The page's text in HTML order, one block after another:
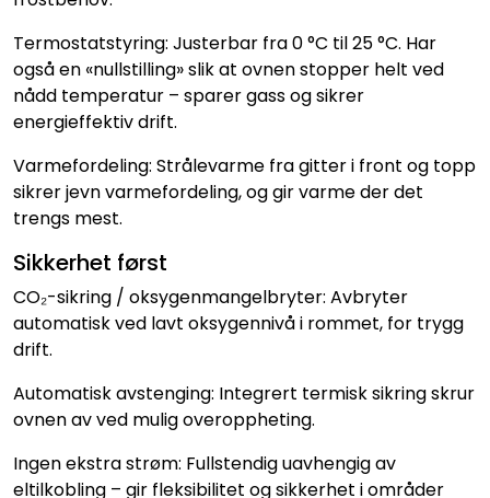
Termostatstyring: Justerbar fra 0 °C til 25 °C. Har
også en «nullstilling» slik at ovnen stopper helt ved
nådd temperatur – sparer gass og sikrer
energieffektiv drift.
Varmefordeling: Strålevarme fra gitter i front og topp
sikrer jevn varmefordeling, og gir varme der det
trengs mest.
Sikkerhet først
CO₂-sikring / oksygenmangelbryter: Avbryter
automatisk ved lavt oksygennivå i rommet, for trygg
drift.
Automatisk avstenging: Integrert termisk sikring skrur
ovnen av ved mulig overoppheting.
Ingen ekstra strøm: Fullstendig uavhengig av
eltilkobling – gir fleksibilitet og sikkerhet i områder